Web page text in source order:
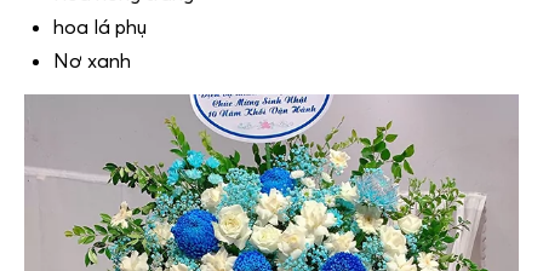
hoa lá phụ
Nơ xanh